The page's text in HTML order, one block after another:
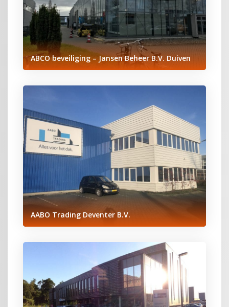
ABCO beveiliging – Jansen Beheer B.V. Duiven
AABO Trading Deventer B.V.